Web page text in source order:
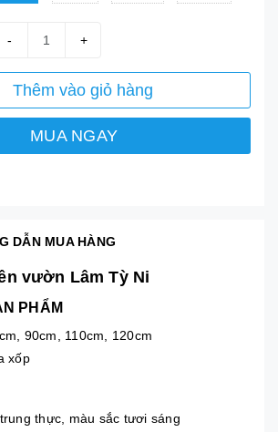
+
-
Thêm vào giỏ hàng
MUA NGAY
DẪN MUA HÀNG
vườn Lâm Tỳ Ni
PHẨM
90cm, 110cm, 120cm
xốp
thực, màu sắc tươi sáng